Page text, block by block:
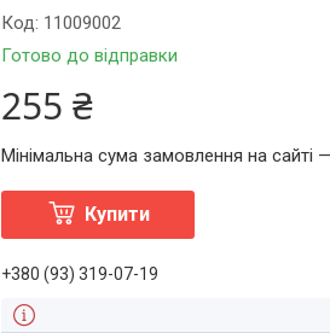
Готово до відправки
Код: 11009002
255 ₴
Мінімальна сума замовлення на сайті
Купити
+380 (93) 319-07-19